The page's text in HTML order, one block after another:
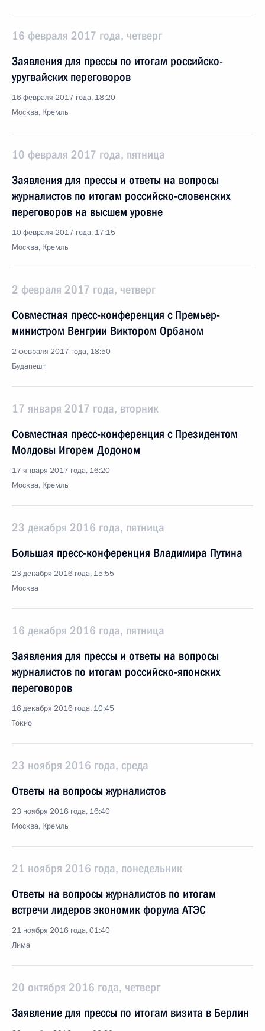
16 февраля 2017 года, четверг
Заявления для прессы по итогам российско-
уругвайских переговоров
16 февраля 2017 года, 18:20
Москва, Кремль
10 февраля 2017 года, пятница
Заявления для прессы и ответы на вопросы
журналистов по итогам российско-словенских
переговоров на высшем уровне
10 февраля 2017 года, 17:15
Москва, Кремль
2 февраля 2017 года, четверг
Совместная пресс-конференция с Премьер-
министром Венгрии Виктором Орбаном
2 февраля 2017 года, 18:50
Будапешт
17 января 2017 года, вторник
Совместная пресс-конференция с Президентом
Молдовы Игорем Додоном
17 января 2017 года, 16:20
Москва, Кремль
23 декабря 2016 года, пятница
Большая пресс-конференция Владимира Путина
23 декабря 2016 года, 15:55
Москва
16 декабря 2016 года, пятница
Заявления для прессы и ответы на вопросы
журналистов по итогам российско-японских
переговоров
16 декабря 2016 года, 10:45
Токио
23 ноября 2016 года, среда
Ответы на вопросы журналистов
23 ноября 2016 года, 16:40
Москва, Кремль
21 ноября 2016 года, понедельник
Ответы на вопросы журналистов по итогам
встречи лидеров экономик форума АТЭС
21 ноября 2016 года, 01:40
Лима
20 октября 2016 года, четверг
Заявление для прессы по итогам визита в Берлин